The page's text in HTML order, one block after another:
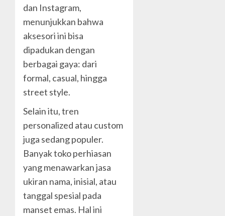
dan Instagram,
menunjukkan bahwa
aksesori ini bisa
dipadukan dengan
berbagai gaya: dari
formal, casual, hingga
street style.
Selain itu, tren
personalized atau custom
juga sedang populer.
Banyak toko perhiasan
yang menawarkan jasa
ukiran nama, inisial, atau
tanggal spesial pada
manset emas. Hal ini